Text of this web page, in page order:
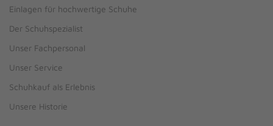
Einlagen für hochwertige Schuhe
Der Schuhspezialist
Unser Fachpersonal
Unser Service
Schuhkauf als Erlebnis
Unsere Historie